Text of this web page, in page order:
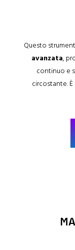
Questo
avanzata,
continuo e
circostante.